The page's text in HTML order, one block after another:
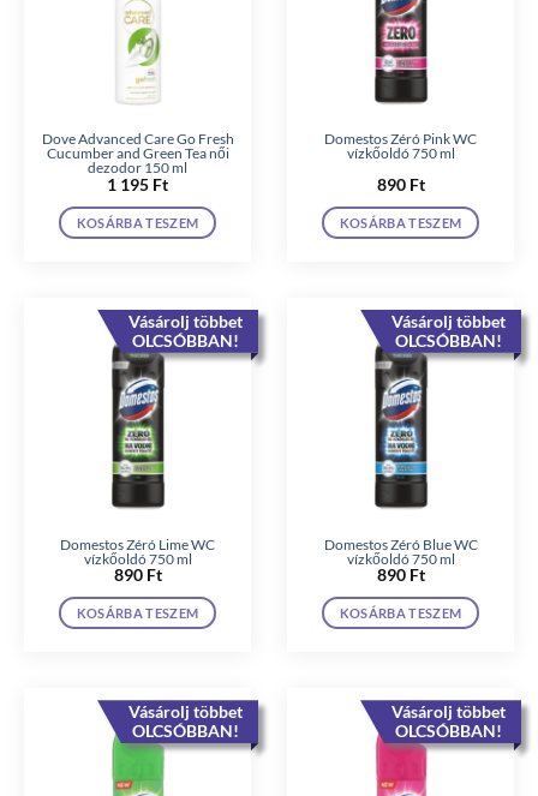
Dove Advanced Care Go Fresh
Cucumber and Green Tea női
dezodor 150 ml
1 195 Ft
KOSÁRBA TESZEM
Domestos Zéró Pink WC
vízkőoldó 750 ml
890 Ft
KOSÁRBA TESZEM
Vásárolj többet
OLCSÓBBAN!
Domestos Zéró Lime WC
vízkőoldó 750 ml
890 Ft
KOSÁRBA TESZEM
Vásárolj többet
OLCSÓBBAN!
Domestos Zéró Blue WC
vízkőoldó 750 ml
890 Ft
KOSÁRBA TESZEM
Vásárolj többet
OLCSÓBBAN!
Vásárolj többet
OLCSÓBBAN!